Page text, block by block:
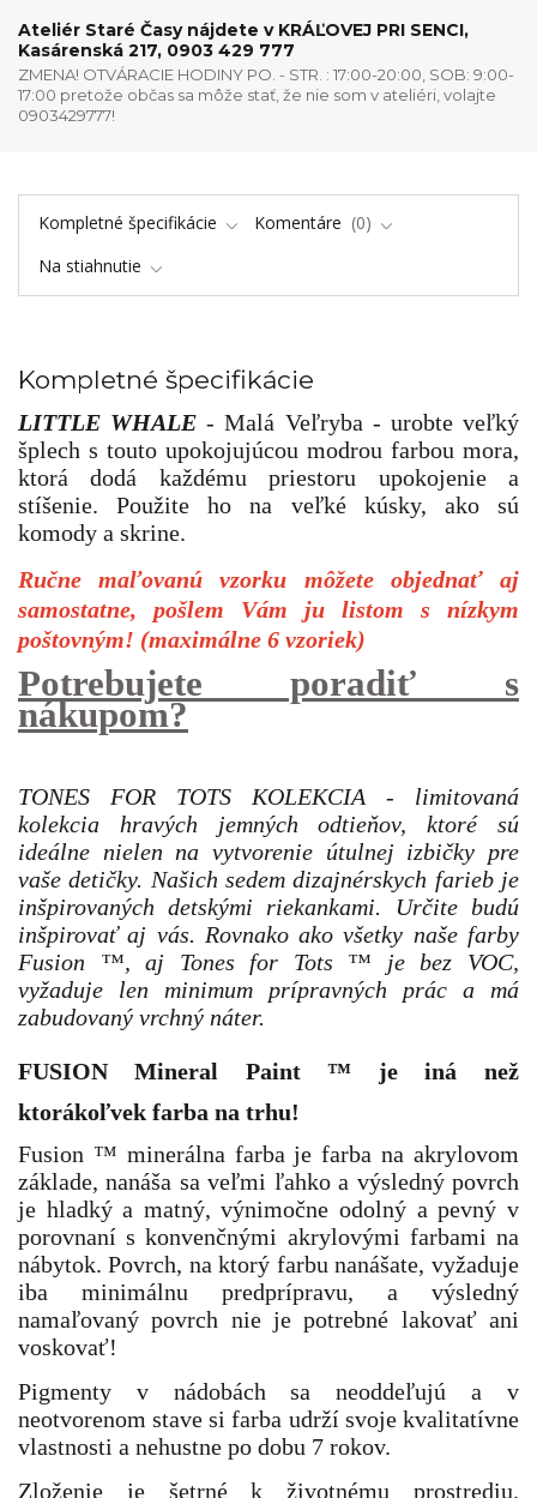
Ateliér Staré Časy nájdete v KRÁĽOVEJ PRI SENCI,
Kasárenská 217, 0903 429 777
ZMENA! OTVÁRACIE HODINY PO. - STR. : 17:00-20:00, SOB: 9:00-
17:00 pretože občas sa môže stať, že nie som v ateliéri, volajte
0903429777!
Kompletné špecifikácie Komentáre
0
Na stiahnutie
Kompletné špecifikácie
LITTLE WHALE - Malá Veľryba - urobte veľký
šplech s touto upokojujúcou modrou farbou mora,
ktorá dodá každému priestoru upokojenie a
stíšenie. Použite ho na veľké kúsky, ako sú
komody a skrine.
Ručne maľovanú vzorku môžete objednať aj
samostatne, pošlem Vám ju listom s nízkym
poštovným! (maximálne 6 vzoriek)
Potrebujete poradiť s
nákupom?
TONES FOR TOTS KOLEKCIA - limitovaná
kolekcia hravých jemných odtieňov, ktoré sú
ideálne nielen na vytvorenie útulnej izbičky pre
vaše detičky. Našich sedem dizajnérskych farieb je
inšpirovaných detskými riekankami. Určite budú
inšpirovať aj vás. Rovnako ako všetky naše farby
Fusion ™, aj Tones for Tots ™ je bez VOC,
vyžaduje len minimum prípravných prác a má
zabudovaný vrchný náter.
FUSION Mineral Paint™ je iná než
ktorákoľvek farba na trhu!
Fusion ™ minerálna farba je farba na akrylovom
základe, nanáša sa veľmi ľahko a výsledný povrch
je hladký a matný, výnimočne odolný a pevný v
porovnaní s konvenčnými akrylovými farbami na
nábytok. Povrch, na ktorý farbu nanášate, vyžaduje
iba minimálnu predprípravu, a výsledný
namaľovaný povrch nie je potrebné lakovať ani
voskovať!
Pigmenty v nádobách sa neoddeľujú a v
neotvorenom stave si farba udrží svoje kvalitatívne
vlastnosti a nehustne po dobu 7 rokov.
Zloženie je šetrné k životnému prostrediu.